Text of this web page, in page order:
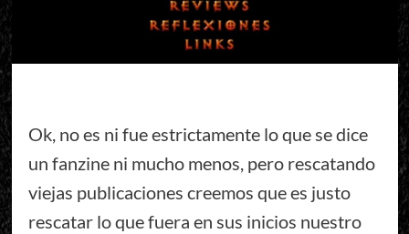
Ok, no es ni fue estrictamente lo que se dice
un fanzine ni mucho menos, pero rescatando
viejas publicaciones creemos que es justo
rescatar lo que fuera en sus inicios nuestro